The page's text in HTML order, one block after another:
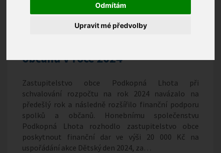
Odmítám
Upravit mé předvolby
občanů v roce 2024
Zastupitelstvo obce Podkopná Lhota při
schvalování rozpočtu na rok 2024 navázalo na
předešlý rok a následně rozšířilo finanční podporu
spolků a občanů. Honebnímu společenstvu
Podkopná Lhota rozhodlo zastupitelstvo obce
poskytnout finanční dar ve výši 20 000 Kč na
uspořádání akce Dětský den 2024, za…